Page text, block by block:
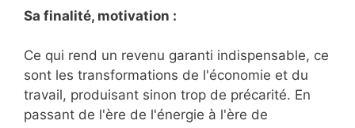
Sa finalité, motivation :
Ce qui rend un revenu garanti indispensable, ce
sont les transformations de l'économie et du
travail, produisant sinon trop de précarité. En
passant de l'ère de l'énergie à l'ère de